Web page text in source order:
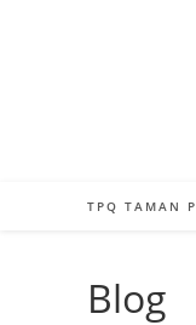
TPQ TAMAN
Blog